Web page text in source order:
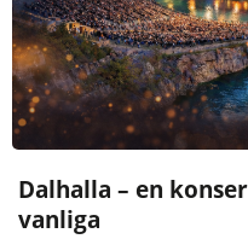
Dalhalla – en
vanliga